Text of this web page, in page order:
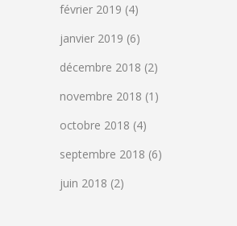
février 2019 (4)
janvier 2019 (6)
décembre 2018 (2)
novembre 2018 (1)
octobre 2018 (4)
septembre 2018 (6)
juin 2018 (2)